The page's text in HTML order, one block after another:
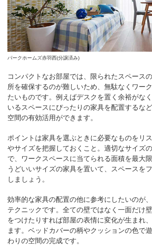
パークホームズ赤羽西(分譲済み)
コンパクトなお部屋では、限られたスペース
所を確保するのが難しいため、無駄なくワー
たいものです。例えばデスクを置く余裕がな
いるスペースにぴったりの家具を配置するな
空間の有効活用ができます。
ポイントは家具を選ぶときに必要なものをリ
やサイズを把握しておくこと。適切なサイズ
で、ワークスペースに当てられる面積を最大
うどいいサイズの家具を置いて、スペースを
しましょう。
効率的な家具の配置の他に参考にしたいのが
テクニックです。全ての壁ではなく一面だけ
をつけたりすれば部屋の表情に変化が生まれ
ます。ベッドカバーの柄やクッションの色で
わりの空間の完成です。